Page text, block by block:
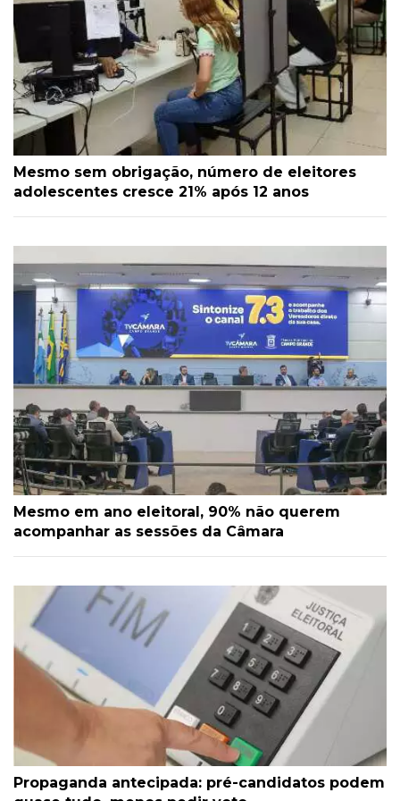
Mesmo sem obrigação, número de eleitores
adolescentes cresce 21% após 12 anos
Mesmo em ano eleitoral, 90% não querem
acompanhar as sessões da Câmara
Propaganda antecipada: pré-candidatos podem